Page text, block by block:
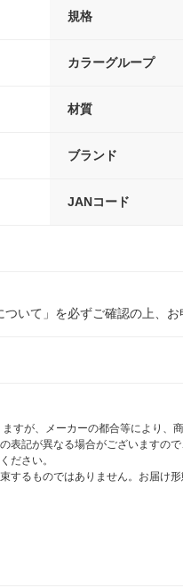
規格
カラーグループ
材質
ブランド
JANコード
いて」を必ずご確認の上、お
すが、メーカーの都合等により、
記が異なる場合がございますの
ださい。
るものではありません。お届け